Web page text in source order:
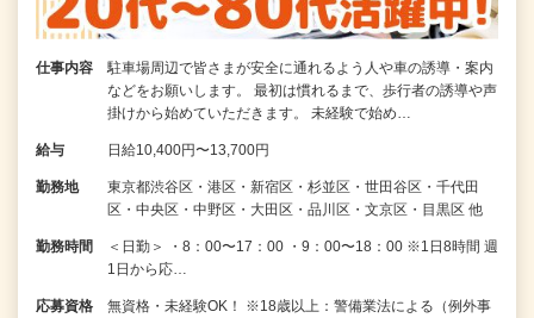
仕事内容
駐車場周辺で皆さまが安全に通れるよう人や車の誘導・案内
などをお願いします。 最初は慣れるまで、歩行者の誘導や声
掛けから始めていただきます。 未経験で始め…
給与 日給10,400円〜13,700円
勤務地
東京都渋谷区・港区・新宿区・杉並区・世田谷区・千代田
区・中央区・中野区・大田区・品川区・文京区・目黒区 他
勤務時間
＜日勤＞ ・8：00〜17：00 ・9：00〜18：00 ※1日8時間 週
1日から応…
応募資格
無資格・未経験OK！ ※18歳以上：警備業法による（例外事